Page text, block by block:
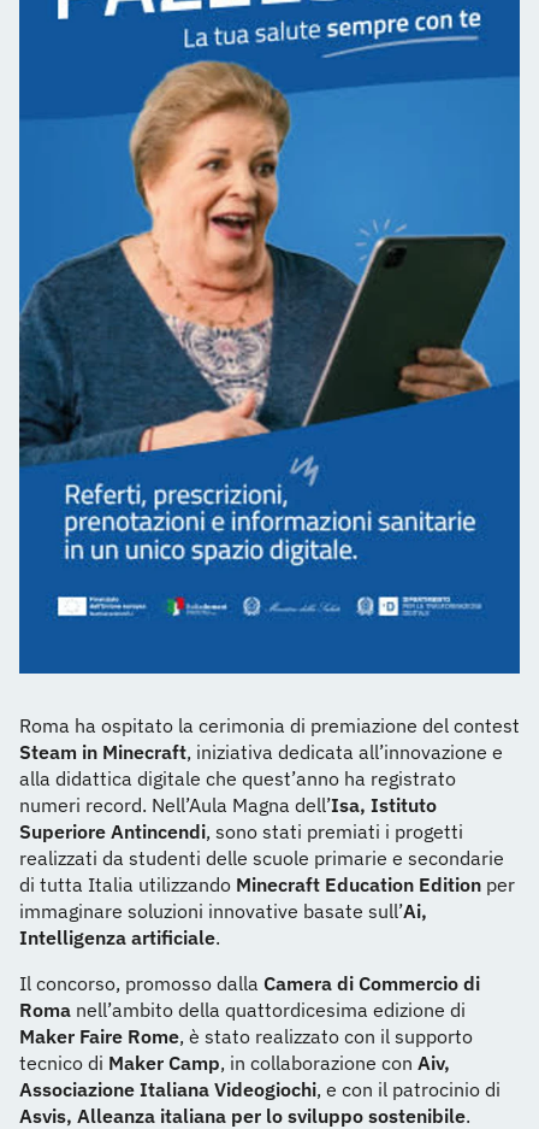
Roma ha ospitato la cerimonia di premiazione del contest
Steam in Minecraft, iniziativa dedicata all’innovazione e
alla didattica digitale che quest’anno ha registrato
numeri record. Nell’Aula Magna dell’Isa, Istituto
Superiore Antincendi, sono stati premiati i progetti
realizzati da studenti delle scuole primarie e secondarie
di tutta Italia utilizzando Minecraft Education Edition per
immaginare soluzioni innovative basate sull’Ai,
Intelligenza artificiale.
Il concorso, promosso dalla Camera di Commercio di
Roma nell’ambito della quattordicesima edizione di
Maker Faire Rome, è stato realizzato con il supporto
tecnico di Maker Camp, in collaborazione con Aiv,
Associazione Italiana Videogiochi, e con il patrocinio di
Asvis, Alleanza italiana per lo sviluppo sostenibile.